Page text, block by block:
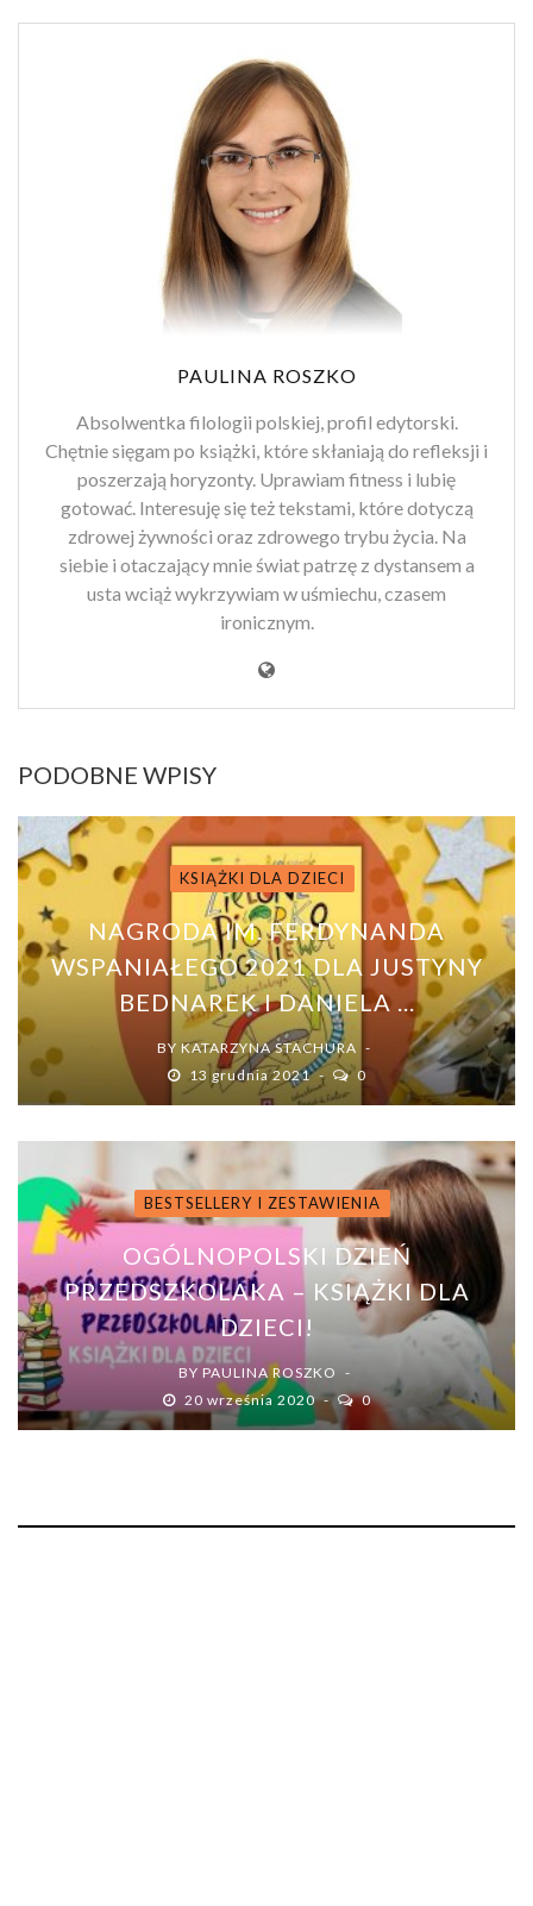
PAULINA ROSZKO
Absolwentka filologii polskiej, profil edytorski.
Chętnie sięgam po książki, które skłaniają do refleksji i
poszerzają horyzonty. Uprawiam fitness i lubię
gotować. Interesuję się też tekstami, które dotyczą
zdrowej żywności oraz zdrowego trybu życia. Na
siebie i otaczający mnie świat patrzę z dystansem a
usta wciąż wykrzywiam w uśmiechu, czasem
ironicznym.
PODOBNE WPISY
KSIĄŻKI DLA DZIECI
NAGRODA IM. FERDYNANDA
WSPANIAŁEGO 2021 DLA JUSTYNY
BEDNAREK I DANIELA ...
BY KATARZYNA STACHURA
13 grudnia 2021
0
BESTSELLERY I ZESTAWIENIA
OGÓLNOPOLSKI DZIEŃ
PRZEDSZKOLAKA – KSIĄŻKI DLA
DZIECI!
BY PAULINA ROSZKO
20 września 2020
0